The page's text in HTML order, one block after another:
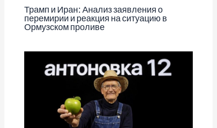
Трамп и Иран: Анализ заявления о
перемирии и реакция на ситуацию в
Ормузском проливе